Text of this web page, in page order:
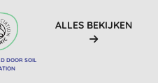
DOOR SOIL
ALLES BEKIJKEN